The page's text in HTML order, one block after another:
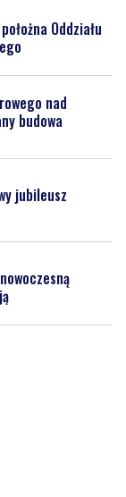
Oddziału
nad
budowa
jubileusz